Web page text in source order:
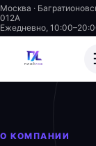
Москва ·
012A
Ежедневно,
О КОМПАНИИ